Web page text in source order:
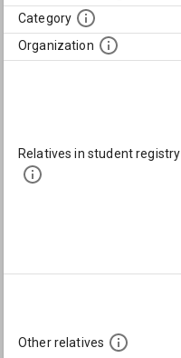
Category
Organization
Relatives in student registry
Other relatives